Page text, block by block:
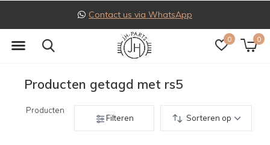
0 0
Contact us via WhatsApp
Producten getagd met rs5
Producten
Filteren
Sorteren op